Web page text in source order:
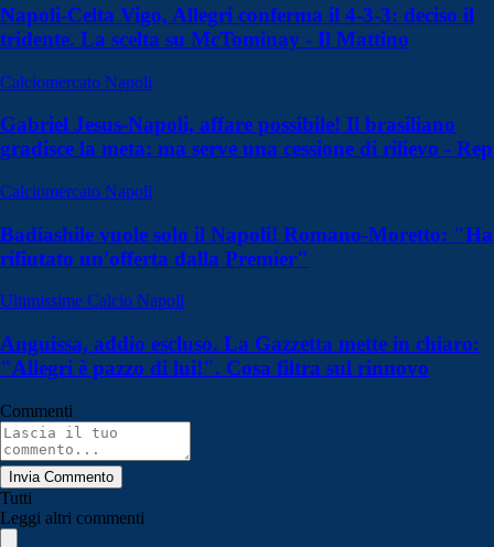
Napoli-Celta Vigo, Allegri conferma il 4-3-3: deciso il
tridente. La scelta su McTominay - Il Mattino
Calciomercato Napoli
Gabriel Jesus-Napoli, affare possibile! Il brasiliano
gradisce la meta: ma serve una cessione di rilievo - Rep
Calciomercato Napoli
Badiashile vuole solo il Napoli! Romano-Moretto: "Ha
rifiutato un'offerta dalla Premier"
Ultimissime Calcio Napoli
Anguissa, addio escluso. La Gazzetta mette in chiaro:
"Allegri è pazzo di lui!". Cosa filtra sul rinnovo
Commenti
Invia Commento
Tutti
Leggi altri commenti